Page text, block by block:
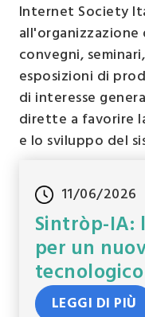
Internet Society
convegni,
esposizioni di
di interesse
dirette a favorire
e lo sviluppo del
11/06/2026
Sintròp-IA:
per un
tecnologico
LEGGI DI PIÙ